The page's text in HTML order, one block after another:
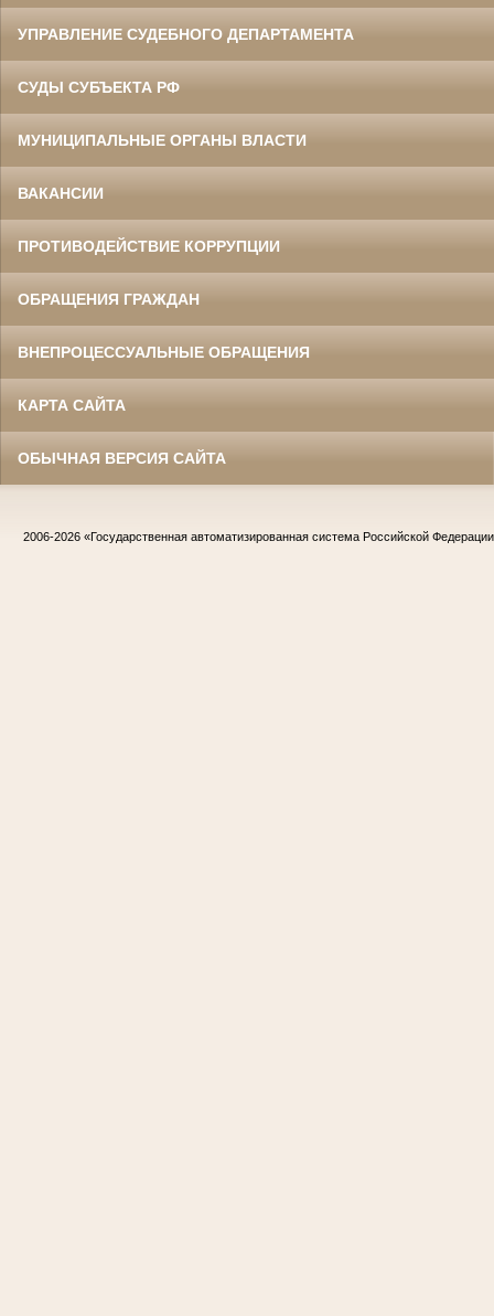
УПРАВЛЕНИЕ СУДЕБНОГО ДЕПАРТАМЕНТА
СУДЫ СУБЪЕКТА РФ
МУНИЦИПАЛЬНЫЕ ОРГАНЫ ВЛАСТИ
ВАКАНСИИ
ПРОТИВОДЕЙСТВИЕ КОРРУПЦИИ
ОБРАЩЕНИЯ ГРАЖДАН
ВНЕПРОЦЕССУАЛЬНЫЕ ОБРАЩЕНИЯ
КАРТА САЙТА
ОБЫЧНАЯ ВЕРСИЯ САЙТА
2006-2026 «Государственная автоматизированная система Российской